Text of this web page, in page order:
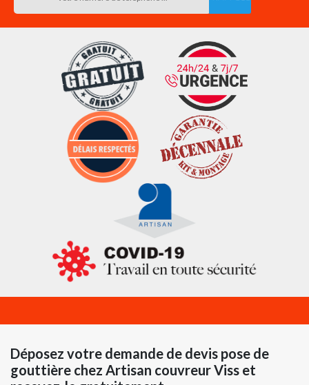
Déposez votre demande de devis pose de
gouttière chez Artisan couvreur Viss et